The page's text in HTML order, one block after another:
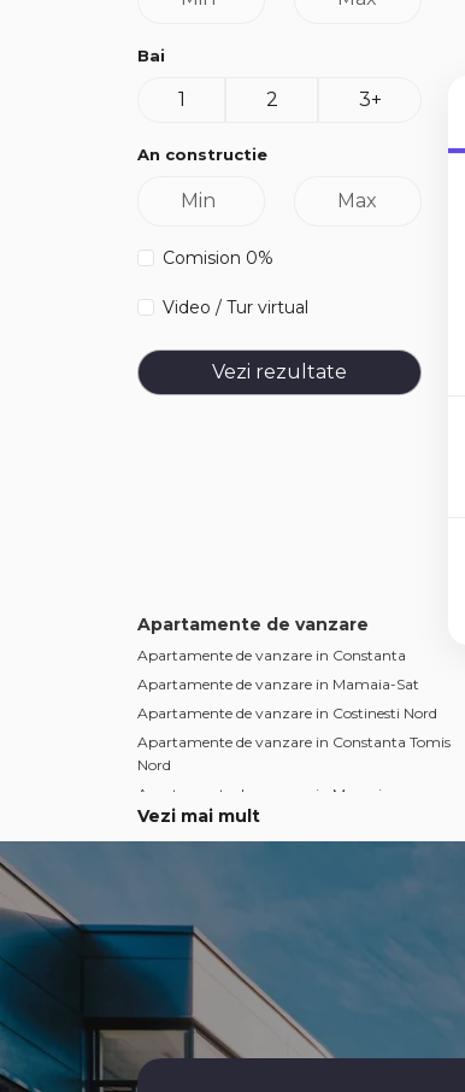
Bai
1 2 3+
An constructie
Comision 0%
Video / Tur virtual
Vezi rezultate
Apartamente de vanzare
Apartamente de vanzare in Constanta
Apartamente de vanzare in Mamaia-Sat
Apartamente de vanzare in Costinesti Nord
Apartamente de vanzare in Constanta Tomis
Nord
Apartamente de vanzare in Mamaia
Apartamente de vanzare in Constanta Tomis
Plus
Apartamente de vanzare in Constanta
Apartamente de vanzare in Mamaia-Sat
Apartamente de vanzare in Constanta Inel II
Spatii comerciale de vanzare
Vezi mai mult